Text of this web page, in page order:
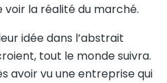
voir la réalité du marché.
idée dans l’abstrait
tout le monde suivra.
avoir vu une entreprise qui